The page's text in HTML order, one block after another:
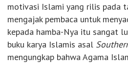
motivasi Islami yang rilis pada
mengajak pembaca untuk
kepada hamba-Nya itu sangat
buku karya Islamis asal
mengungkap bahwa Agama